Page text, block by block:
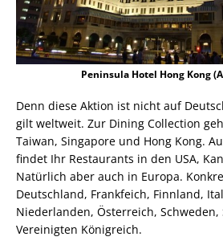
Peninsula Hotel Hong Kong
Denn diese Aktion ist nicht auf
gilt weltweit. Zur Dining Collection
Taiwan, Singapore und Hong Kong.
findet Ihr Restaurants in den USA,
Natürlich aber auch in Europa.
Deutschland, Frankfeich, Finnland,
Niederlanden, Österreich,
Vereinigten Königreich.